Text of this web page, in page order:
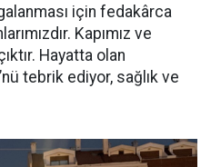
için fedakârca
Kapımız ve
Hayatta olan
tebrik ediyor, sağlık ve